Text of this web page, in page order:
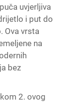
uvjerljiva
i put do
Ova vrsta
na
bez
2. ovog